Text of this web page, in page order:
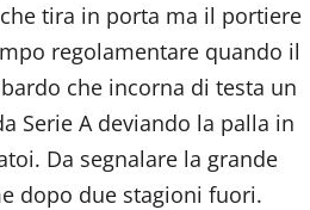
tira in porta ma il portiere
regolamentare quando il
che incorna di testa un
Serie A deviando la palla in
Da segnalare la grande
dopo due stagioni fuori.